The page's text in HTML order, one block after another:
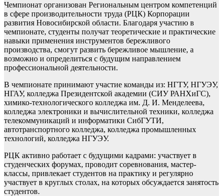
Чемпионат организован Региональным центром компетенций
в сфере производительности труда (РЦК) Корпорации
развития Новосибирской области. Благодаря участию в
чемпионате, студенты получат теоретические и практические
навыки применения инструментов бережливого
производства, смогут развить бережливое мышление, а
возможно и определиться с будущим направлением
профессиональной деятельности.
В чемпионате принимают участие команды из: НГТУ, НГУЭУ,
НГАУ, колледжа Президентской академии (СИУ РАНХиГС),
химико-технологического колледжа им. Д. И. Менделеева,
колледжа электроники и вычислительной техники, колледжа
телекоммуникаций и информатики СибГУТИ,
автотранспортного колледжа, колледжа промышленных
технологий, колледжа НГУЭУ.
РЦК активно работает с будущими кадрами: участвует в
студенческих форумах, проводит соревнования, мастер-
классы, привлекает студентов на практику и регулярно
участвует в круглых столах, на которых обсуждается занятость
студентов.